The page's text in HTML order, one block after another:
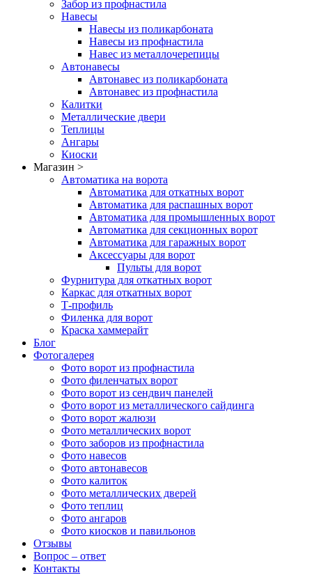
Забор из профнастила
Навесы
Навесы из поликарбоната
Навесы из профнастила
Навес из металлочерепицы
Автонавесы
Автонавес из поликарбоната
Автонавес из профнастила
Калитки
Металлические двери
Теплицы
Ангары
Киоски
Магазин >
Автоматика на ворота
Автоматика для откатных ворот
Автоматика для распашных ворот
Автоматика для промышленных ворот
Автоматика для секционных ворот
Автоматика для гаражных ворот
Аксессуары для ворот
Пульты для ворот
Фурнитура для откатных ворот
Каркас для откатных ворот
Т-профиль
Филенка для ворот
Краска хаммерайт
Блог
Фотогалерея
Фото ворот из профнастила
Фото филенчатых ворот
Фото ворот из сендвич панелей
Фото ворот из металлического сайдинга
Фото ворот жалюзи
Фото металлических ворот
Фото заборов из профнастила
Фото навесов
Фото автонавесов
Фото калиток
Фото металлических дверей
Фото теплиц
Фото ангаров
Фото киосков и павильонов
Отзывы
Вопрос – ответ
Контакты